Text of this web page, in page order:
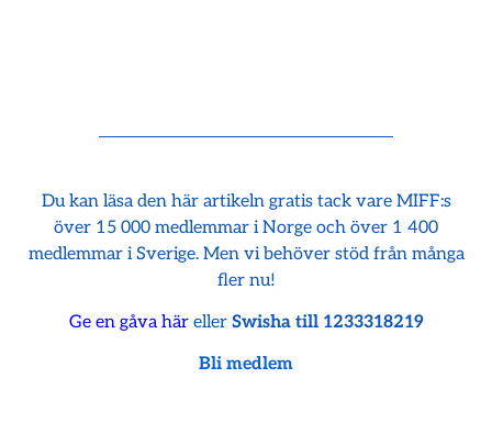
Du kan läsa den här artikeln gratis tack vare MIFF:s
över 15 000 medlemmar i Norge och över 1 400
medlemmar i Sverige. Men vi behöver stöd från många
fler nu!
Ge en gåva häreller Swisha till 1233318219
Bli medlem